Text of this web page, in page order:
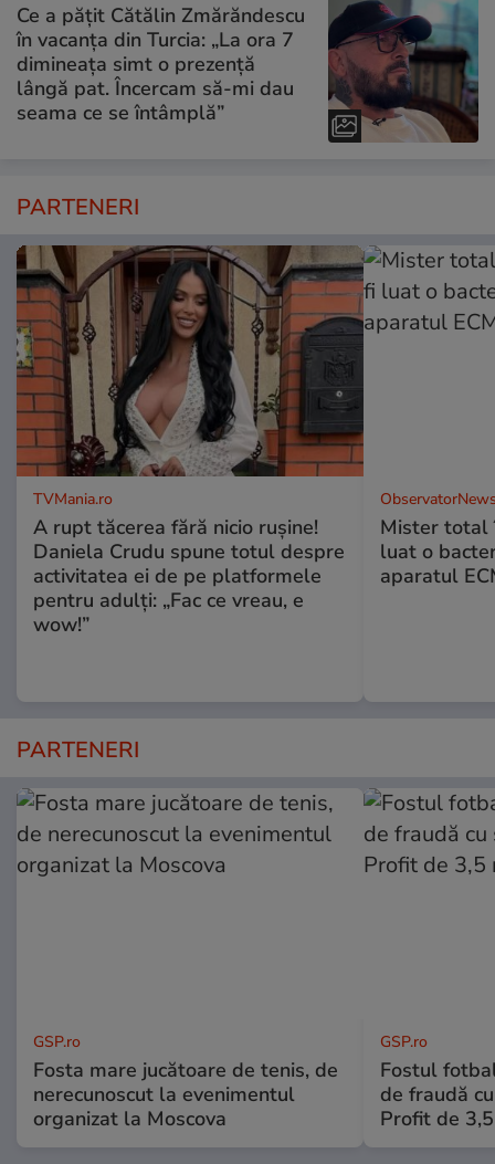
Ce a pățit Cătălin Zmărăndescu
în vacanța din Turcia: „La ora 7
dimineața simt o prezență
lângă pat. Încercam să-mi dau
seama ce se întâmplă”
PARTENERI
TVMania.ro
A rupt tăcerea fără nicio rușine!
Daniela Crudu spune totul despre
activitatea ei de pe platformele
pentru adulți: „Fac ce vreau, e
wow!”
Mister total
luat o
aparatul
PARTENERI
GSP.ro
Fosta mare jucătoare de tenis, de
nerecunoscut la evenimentul
organizat la Moscova
GSP.ro
Fostul
de fraudă
Profit de